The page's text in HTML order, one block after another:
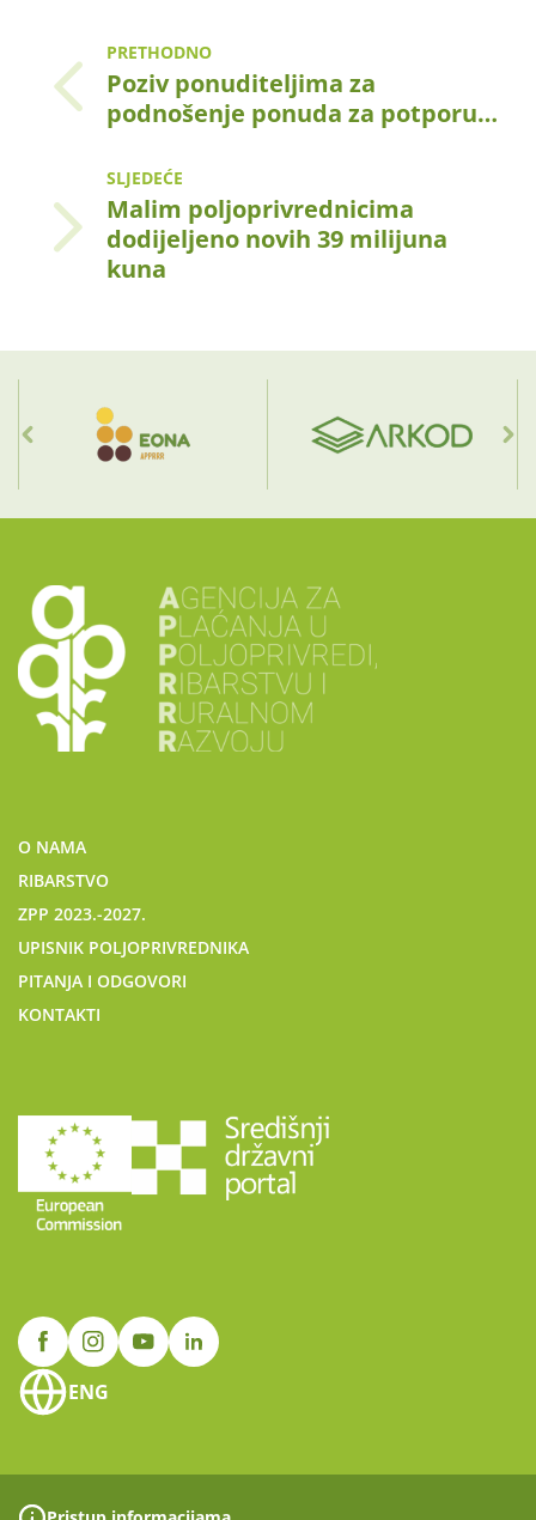
PRETHODNO
Poziv ponuditeljima za
podnošenje ponuda za potporu…
SLJEDEĆE
Malim poljoprivrednicima
dodijeljeno novih 39 milijuna
kuna
O NAMA
RIBARSTVO
ZPP 2023.-2027.
UPISNIK POLJOPRIVREDNIKA
PITANJA I ODGOVORI
KONTAKTI
ENG